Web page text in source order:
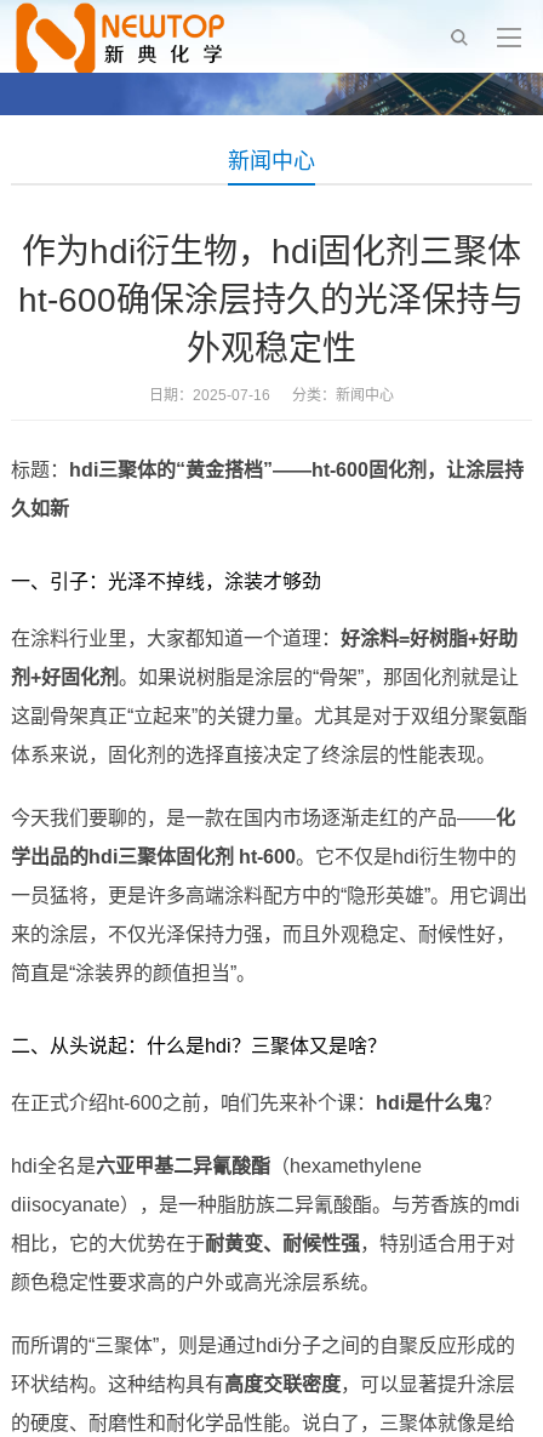
新闻中心
作为hdi衍生物，hdi固化剂三聚体
ht-600确保涂层持久的光泽保持与
外观稳定性
日期：2025-07-16 分类： 新闻中心
标题：
hdi三聚体的“黄金搭档”——ht-600固化剂，让涂层持
久如新
一、引子：光泽不掉线，涂装才够劲
在涂料行业里，大家都知道一个道理： 好涂料=好树脂+好助
剂+好固化剂。如果说树脂是涂层的“骨架”，那固化剂就是让
这副骨架真正“立起来”的关键力量。尤其是对于双组分聚氨酯
体系来说，固化剂的选择直接决定了终涂层的性能表现。
今天我们要聊的，是一款在国内市场逐渐走红的产品——化
学出品的hdi三聚体固化剂 ht-600。它不仅是hdi衍生物中的
一员猛将，更是许多高端涂料配方中的“隐形英雄”。用它调出
来的涂层，不仅光泽保持力强，而且外观稳定、耐候性好，
简直是“涂装界的颜值担当”。
二、从头说起：什么是hdi？三聚体又是啥？
在正式介绍ht-600之前，咱们先来补个课： hdi是什么鬼？
hdi全名是六亚甲基二异氰酸酯（hexamethylene
diisocyanate），是一种脂肪族二异氰酸酯。与芳香族的mdi
相比，它的大优势在于耐黄变、耐候性强，特别适合用于对
颜色稳定性要求高的户外或高光涂层系统。
而所谓的“三聚体”，则是通过hdi分子之间的自聚反应形成的
环状结构。这种结构具有高度交联密度，可以显著提升涂层
的硬度、耐磨性和耐化学品性能。说白了，三聚体就像是给